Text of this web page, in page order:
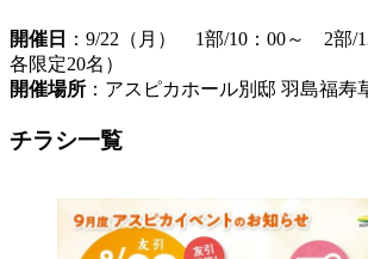
開催日
：9/22（月） 1部/10：00～ 2部/
各限定20名）
開催場所 ：アスピカホール別邸 羽島福寿
チラシ一覧